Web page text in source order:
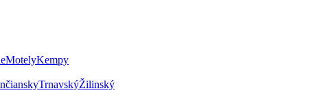
MotelyKempy
TrnavskýŽilinský